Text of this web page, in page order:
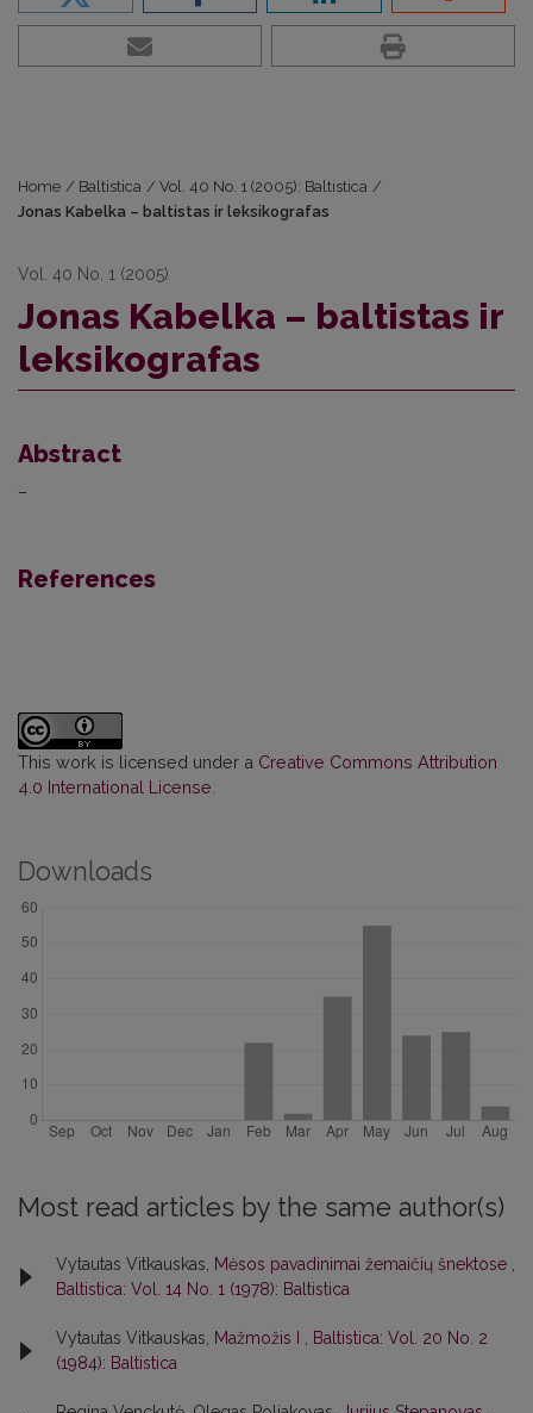
Home / Baltistica / Vol. 40 No. 1 (2005): Baltistica /
Jonas Kabelka – baltistas ir leksikografas
Vol. 40 No. 1 (2005)
Jonas Kabelka – baltistas ir
leksikografas
Abstract
–
References
This work is licensed under a Creative Commons Attribution
4.0 International License
Downloads
Most read articles by the same author(s)
Vytautas Vitkauskas, Mėsos pavadinimai žemaičių šnektose ,
Baltistica: Vol. 14 No. 1 (1978): Baltistica
Vytautas Vitkauskas, Mažmožis I , Baltistica: Vol. 20 No. 2
(1984): Baltistica